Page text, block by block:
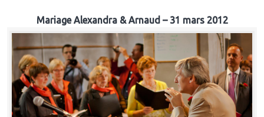
Mariage Alexandra & Arnaud – 31 mars 2012